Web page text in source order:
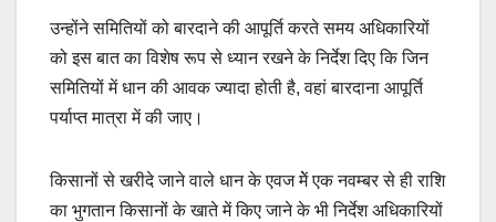
उन्होंने समितियों को बारदाने की आपूर्ति करते समय अधिकारियों
को इस बात का विशेष रूप से ध्यान रखने के निर्देश दिए कि जिन
समितियों में धान की आवक ज्यादा होती है, वहां बारदाना आपूर्ति
पर्याप्त मात्रा में की जाए।
किसानों से खरीदे जाने वाले धान के एवज मेें एक नवम्बर से ही राशि
का भुगतान किसानों के खाते में किए जाने के भी निर्देश अधिकारियों